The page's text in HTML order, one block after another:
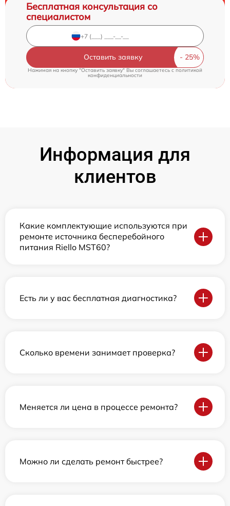
Бесплатная консультация со
специалистом
Оставить заявку
Нажимая на кнопку "Оставить заявку" Вы соглашаетесь c политикой
конфиденциальности
Информация для
клиентов
Какие комплектующие используются при
ремонте источника бесперебойного
питания Riello MST60?
Есть ли у вас бесплатная диагностика?
Сколько времени занимает проверка?
Меняется ли цена в процессе ремонта?
Можно ли сделать ремонт быстрее?